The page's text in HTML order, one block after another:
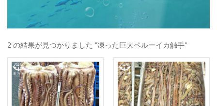
2 の結果が見つかりました "凍った巨大ペルーイカ触手"